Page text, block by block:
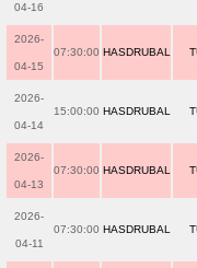
04-16
2026-
04-15
07:30:00 HASDRUBAL
2026-
04-14
15:00:00 HASDRUBAL
2026-
04-13
07:30:00 HASDRUBAL
2026-
04-11
07:30:00 HASDRUBAL